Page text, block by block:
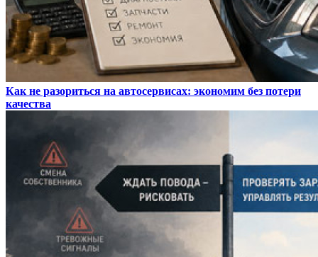
Как не разориться на автосервисах: экономим без потери
качества